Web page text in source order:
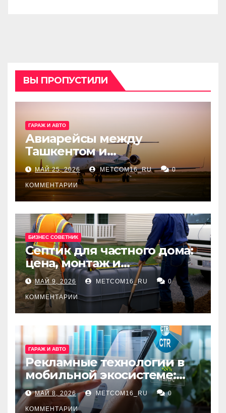
ВЫ ПРОПУСТИЛИ
ГАРАЖ И АВТО
Авиарейсы между
Ташкентом и
Екатеринбургом
МАЙ 25, 2026 METCOM16_RU 0
КОММЕНТАРИИ
БИЗНЕС СОВЕТНИК
Септик для частного дома:
цена, монтаж и
организация автономной
канализации
МАЙ 9, 2026 METCOM16_RU 0
КОММЕНТАРИИ
ГАРАЖ И АВТО
Рекламные технологии в
мобильной экосистеме:
ключевые сервисы и
принципы работы
МАЙ 8, 2026 METCOM16_RU 0
КОММЕНТАРИИ